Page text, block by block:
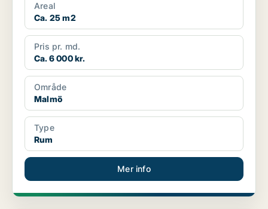
Areal
Ca. 25 m2
Pris pr. md.
Ca. 6 000 kr.
Område
Malmö
Type
Rum
Mer info